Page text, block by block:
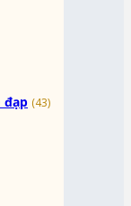
đạp (43)